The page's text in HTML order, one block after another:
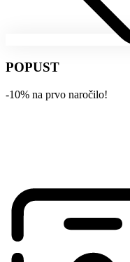
POPUST
-10% na prvo naročilo!